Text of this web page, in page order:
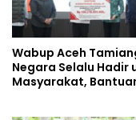
Wabup Aceh
Negara Selalu Hadir
Masyarakat,